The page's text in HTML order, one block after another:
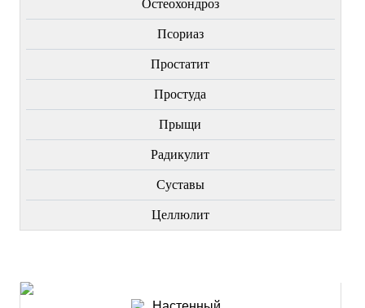
Остеохондроз
Пcориаз
Простатит
Простуда
Прыщи
Радикулит
Суставы
Целлюлит